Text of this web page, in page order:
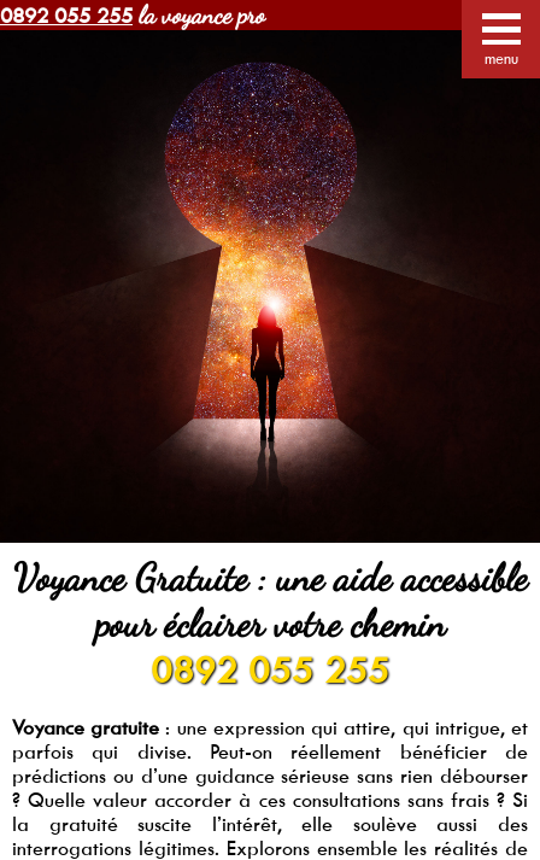
menu
0892 055 255 la voyance pro
Blog
Voyance Gratuite : une aide accessible
pour éclairer votre chemin
0892 055 255
Voyance gratuite : une expression qui attire, qui intrigue, et
parfois qui divise. Peut-on réellement bénéficier de
prédictions ou d’une guidance sérieuse sans rien débourser
? Quelle valeur accorder à ces consultations sans frais ? Si
la gratuité suscite l’intérêt, elle soulève aussi des
interrogations légitimes. Explorons ensemble les réalités de